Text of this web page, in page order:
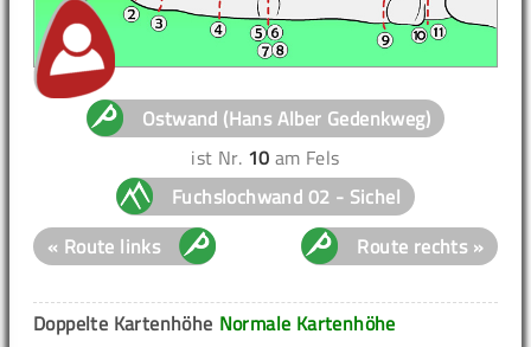
Ostwand (Hans Alber Gedenkweg)
ist Nr. 10 am Fels
Fuchslochwand 02 - Sichel
« Route links
Route rechts »
Normale Kartenhöhe
Doppelte Kartenhöhe